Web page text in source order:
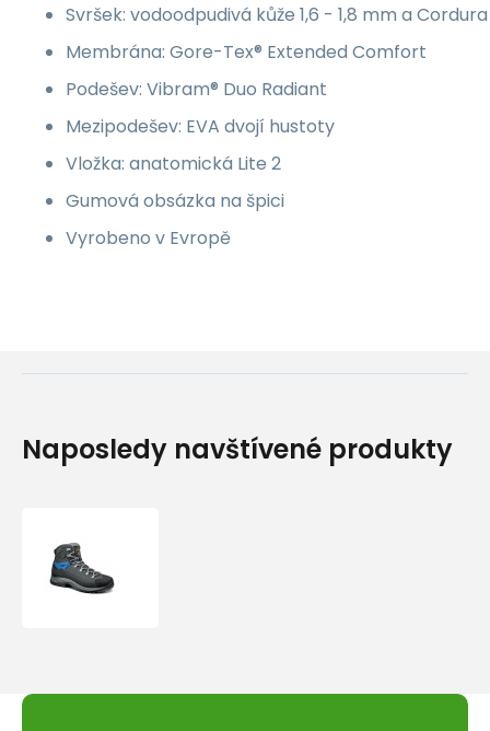
Svršek: vodoodpudivá kůže 1,6 - 1,8 mm a Cordura
Membrána: Gore-Tex® Extended Comfort
Podešev: Vibram® Duo Radiant
Mezipodešev: EVA dvojí hustoty
Vložka: anatomická Lite 2
Gumová obsázka na špici
Vyrobeno v Evropě
Naposledy navštívené produkty